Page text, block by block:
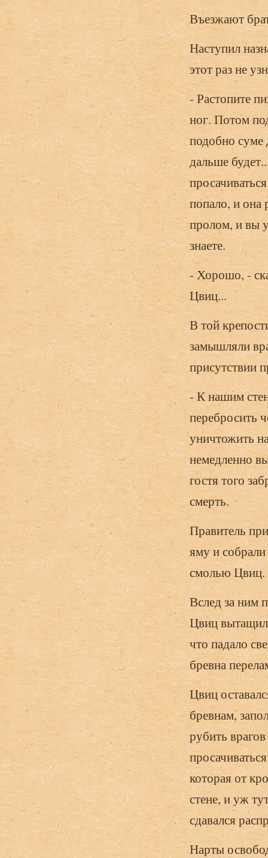
Въезжают
Наступил
этот раз не
- Растопите
ног. Потом
подобно
дальше
попало, и она
пролом, и вы
знаете.
- Хорошо, -
Цвиц...
В той
замышляли
присутствии
- К нашим
перебросить
уничтожить
немедленно
гостя того
смерть.
Правитель
яму и
смолью Цвиц.
Вслед за ним
Цвиц
что падало
бревна
Цвиц
бревнам,
рубить
которая от
стене, и уж
сдавался
Нарты